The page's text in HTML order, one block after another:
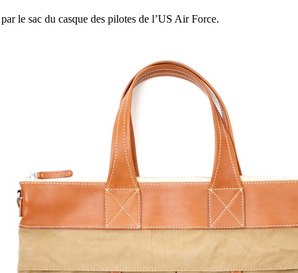
le sac du casque des pilotes de l’US Air Force.